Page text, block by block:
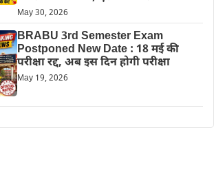
May 30, 2026
BRABU 3rd Semester Exam
Postponed New Date : 18 मई की
परीक्षा रद्द, अब इस दिन होगी परीक्षा
May 19, 2026